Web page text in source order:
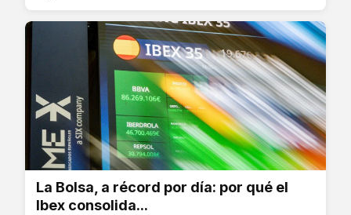
La Bolsa, a récord por día: por qué el
Ibex consolida...